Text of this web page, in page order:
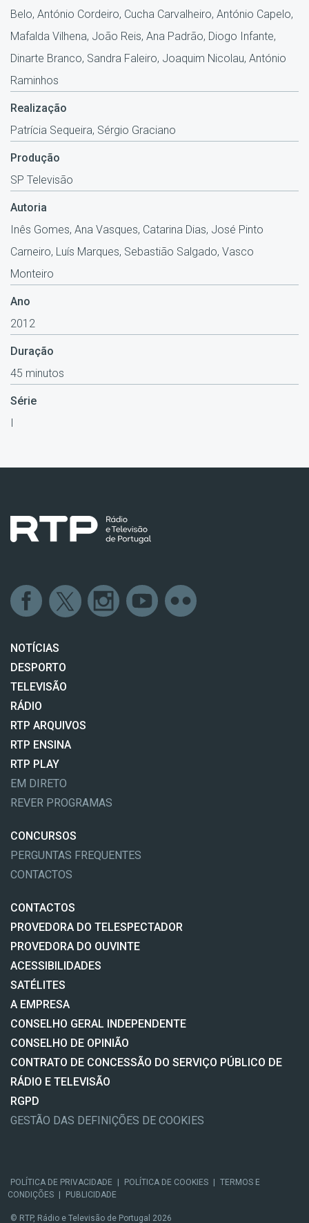
Belo, António Cordeiro, Cucha Carvalheiro, António Capelo,
Mafalda Vilhena, João Reis, Ana Padrão, Diogo Infante,
Dinarte Branco, Sandra Faleiro, Joaquim Nicolau, António
Raminhos
Realização
Patrícia Sequeira, Sérgio Graciano
Produção
SP Televisão
Autoria
Inês Gomes, Ana Vasques, Catarina Dias, José Pinto
Carneiro, Luís Marques, Sebastião Salgado, Vasco
Monteiro
Ano
2012
Duração
45 minutos
Série
NOTÍCIAS
DESPORTO
TELEVISÃO
RÁDIO
RTP ARQUIVOS
RTP ENSINA
RTP PLAY
EM DIRETO
REVER PROGRAMAS
CONCURSOS
PERGUNTAS FREQUENTES
CONTACTOS
CONTACTOS
PROVEDORA DO TELESPECTADOR
PROVEDORA DO OUVINTE
ACESSIBILIDADES
SATÉLITES
A EMPRESA
CONSELHO GERAL INDEPENDENTE
CONSELHO DE OPINIÃO
CONTRATO DE CONCESSÃO DO SERVIÇO PÚBLICO DE
RÁDIO E TELEVISÃO
RGPD
GESTÃO DAS DEFINIÇÕES DE COOKIES
POLÍTICA DE PRIVACIDADE POLÍTICA DE COOKIES
TERMOS E
CONDIÇÕES
PUBLICIDADE
© RTP, Rádio e Televisão de Portugal 2026